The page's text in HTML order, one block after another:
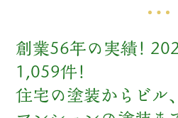
創業56年の実績！
1,059件！
住宅の塗装からビル、